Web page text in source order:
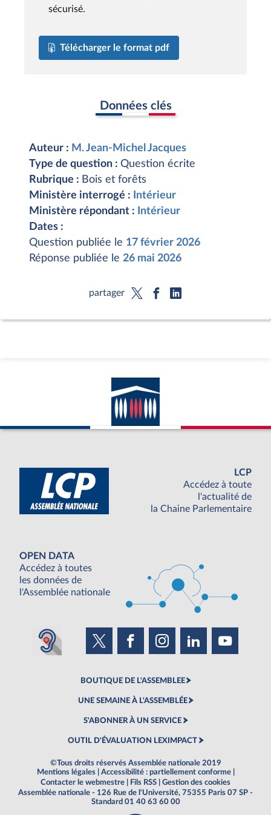
sécurisé.
Télécharger le format pdf
Données clés
Auteur : M. Jean-Michel Jacques
Type de question : Question écrite
Rubrique : Bois et forêts
Ministère interrogé :
Intérieur
Ministère répondant :
Intérieur
Dates :
Question publiée le 17 février 2026
Réponse publiée le 26 mai 2026
partager
LCP
Accédez à toute
l'actualité de
la Chaine Parlementaire
OPEN DATA
Accédez à toutes
les données de
l'Assemblée nationale
BOUTIQUE DE L'ASSEMBLEE
UNE SEMAINE À L'ASSEMBLÉE
S'ABONNER À UN SERVICE
OUTIL D'ÉVALUATION LEXIMPACT
©Tous droits réservés Assemblée nationale 2019
Mentions légales
Accessibilité : partiellement conforme
Contacter le webmestre
Fils RSS
Gestion des cookies
Assemblée nationale - 126 Rue de l'Université, 75355 Paris 07 SP -
Standard 01 40 63 60 00